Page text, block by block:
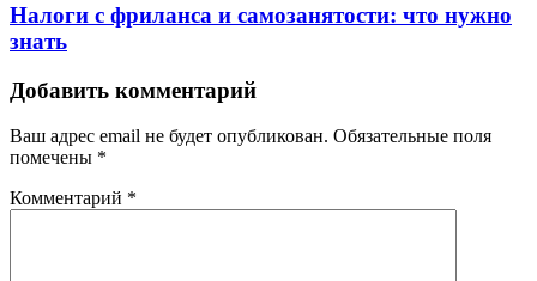
Налоги с фриланса и самозанятости: что нужно
знать
Добавить комментарий
Ваш адрес email не будет опубликован. Обязательные поля
помечены *
Комментарий *